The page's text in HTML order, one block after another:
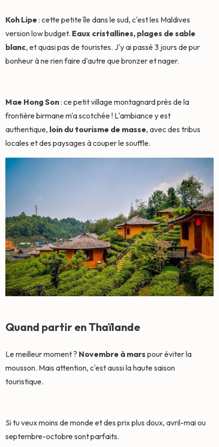
Koh Lipe : cette petite île dans le sud, c'est les Maldives
version low budget. Eaux cristallines, plages de sable
blanc, et quasi pas de touristes. J'y ai passé 3 jours de pur
bonheur à ne rien faire d'autre que bronzer et nager.
Mae Hong Son: ce petit village montagnard près de la
frontière birmane m'a scotchée ! L'ambiance y est
authentique, loin du tourisme de masse, avec des tribus
locales et des paysages à couper le souffle.
Quand partir en Thaïlande
Le meilleur moment ? Novembre à mars pour éviter la
mousson. Mais attention, c'est aussi la haute saison
touristique.
Si tu veux moins de monde et des prix plus doux, avril-mai ou
septembre-octobre sont parfaits.